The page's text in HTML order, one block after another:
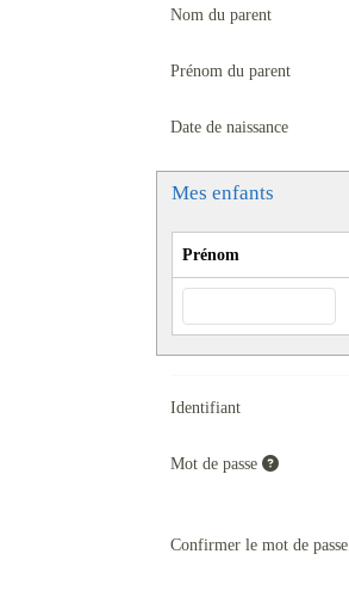
Nom du parent
Prénom du parent
Date de naissance
Mes enfants
Prénom
Identifiant
Mot de passe
Confirmer le mot de passe